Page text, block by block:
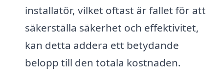
installatör, vilket oftast är fallet för att
säkerställa säkerhet och effektivitet,
kan detta addera ett betydande
belopp till den totala kostnaden.